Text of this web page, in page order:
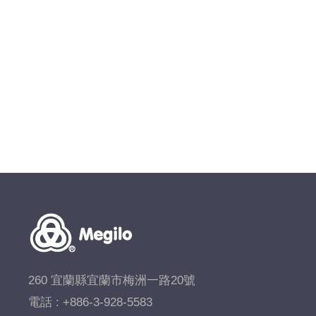
260 宜蘭縣宜蘭市梅洲一路20號
電話 : +886-3-928-5583